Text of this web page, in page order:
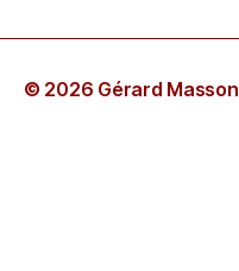
© 2026 Gérard Masson